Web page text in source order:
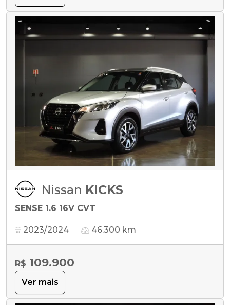
Nissan KICKS
SENSE 1.6 16V CVT
2023/2024 46.300 km
R$ 109.900
Ver mais